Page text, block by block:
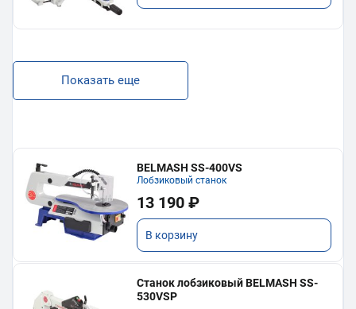
Показать еще
BELMASH SS-400VS
Лобзиковый станок
13 190 ₽
В корзину
Станок лобзиковый BELMASH SS-
530VSP